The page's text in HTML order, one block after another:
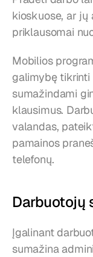
kioskuose, ar jų
priklausomai
Mobilios
galimybę tikrinti
sumažindami
klausimus.
valandas,
pamainos
telefonų.
Darbuotojų
Įgalinant
sumažina